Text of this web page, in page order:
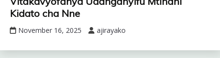
Kidato cha Nne
November 16, 2025 ajirayako